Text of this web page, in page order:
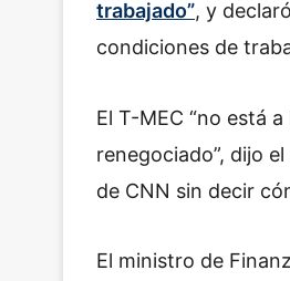
trabajado”, y
condiciones de
El T-MEC “no está
renegociado”, dijo
de CNN sin decir
El ministro de